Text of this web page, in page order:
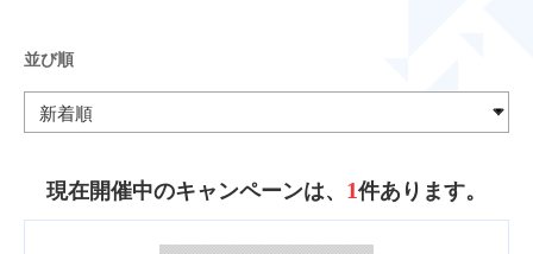
並び順
現在開催中のキャンペーンは、 1件あります。